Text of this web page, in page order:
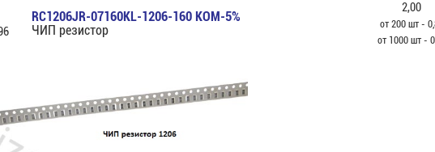
RC1206JR-07160KL-1206-160 КОМ-5%
ЧИП резистор
2,00
от 200 шт -
от 1000 шт -